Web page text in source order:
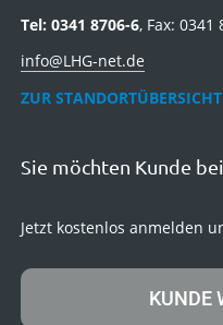
Tel: 0341 8706-6, Fax: 0341
info@LHG-net.de
ZUR STANDORTÜBERSICHT
Sie möchten Kunde
Jetzt kostenlos anmelden
KUNDE